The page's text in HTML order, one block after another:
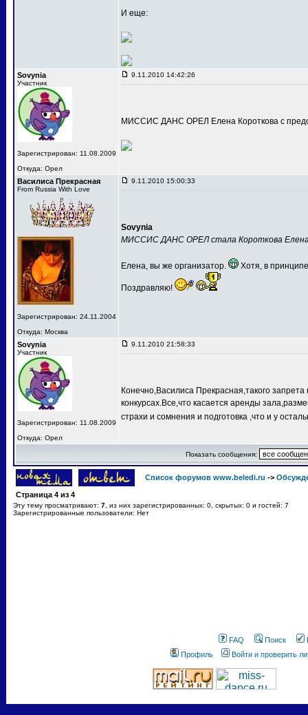
И еще:
Sovynia
Участник
Зарегистрирован: 11.08.2009
Откуда: Орел
9.11.2010 14:42:26
МИССИС ДАНС ОРЕЛ Елена Короткова с
Василиса Прекрасная
From Russia With Love
Зарегистрирован: 24.11.2004
Откуда: Москва
9.11.2010 15:00:33
Sovynia
МИССИС ДАНС ОРЕЛ стала Короткова
Елена, вы же организатор. Хотя, в
Поздравляю!
Sovynia
Участник
Зарегистрирован: 11.08.2009
Откуда: Орел
9.11.2010 21:58:33
Конечно,Василиса Прекрасная,такого
конкурсах.Все,что касается аренды
страхи и сомнения и подготовка ,что и у
Показать сообщения:
Список форумов www.beledi.ru ->
Страница 4 из 4
Эту тему просматривают: 7 , из них зарегистрированных: 0, скрытых: 0 и гостей: 7
Зарегистрированные пользователи: Нет
FAQ Поиск
Профиль
Войти и проверить